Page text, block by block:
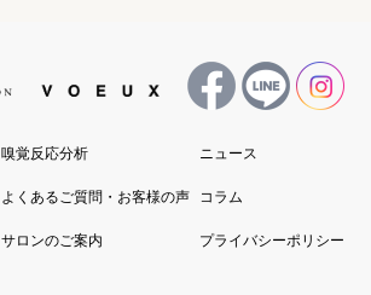
嗅覚反応分析
よくあるご質問・お客様の声
サロンのご案内
ニュース
コラム
プライバシーポリシー